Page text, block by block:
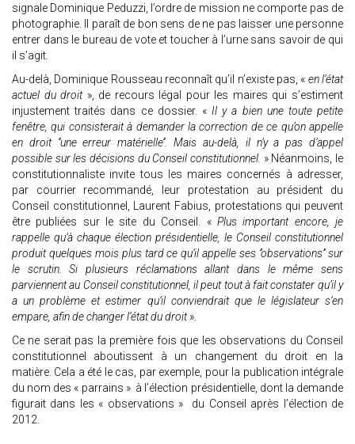
signale Dominique Peduzzi, l’ordre de mission ne comporte pas de
photographie. Il paraît de bon sens de ne pas laisser une personne
entrer dans le bureau de vote et toucher à l’urne sans savoir de qui
il s’agit.
Au-delà, Dominique Rousseau reconnaît qu’il n’existe pas, « en l’état
actuel du droit », de recours légal pour les maires qui s’estiment
injustement traités dans ce dossier. « Il y a bien une toute petite
fenêtre, qui consisterait à demander la correction de ce qu’on appelle
en droit ‘’une erreur matérielle’’. Mais au-delà, il n’y a pas d’appel
possible sur les décisions du Conseil constitutionnel. » Néanmoins, le
constitutionnaliste invite tous les maires concernés à adresser,
par courrier recommandé, leur protestation au président du
Conseil constitutionnel, Laurent Fabius, protestations qui peuvent
être publiées sur le site du Conseil. «Plus important encore, je
rappelle qu’à chaque élection présidentielle, le Conseil constitutionnel
produit quelques mois plus tard ce qu’il appelle ses ‘’observations’’ sur
le scrutin. Si plusieurs réclamations allant dans le même sens
parviennent au Conseil constitutionnel, il peut tout à fait constater qu’il y
a un problème et estimer qu’il conviendrait que le législateur s’en
empare, afin de changer l’état du droit».
Ce ne serait pas la première fois que les observations du Conseil
constitutionnel aboutissent à un changement du droit en la
matière. Cela a été le cas, par exemple, pour la publication intégrale
du nom des « parrains » à l’élection présidentielle, dont la demande
figurait dans les « observations » du Conseil après l’élection de
2012.